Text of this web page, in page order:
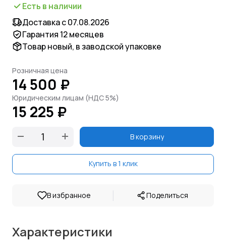
Есть в наличии
Доставка с 07.08.2026
Гарантия 12 месяцев
Товар новый, в заводской упаковке
Розничная цена
14 500 ₽
Юридическим лицам (НДС 5%)
15 225 ₽
В корзину
Купить в 1 клик
В избранное | Поделиться
Характеристики